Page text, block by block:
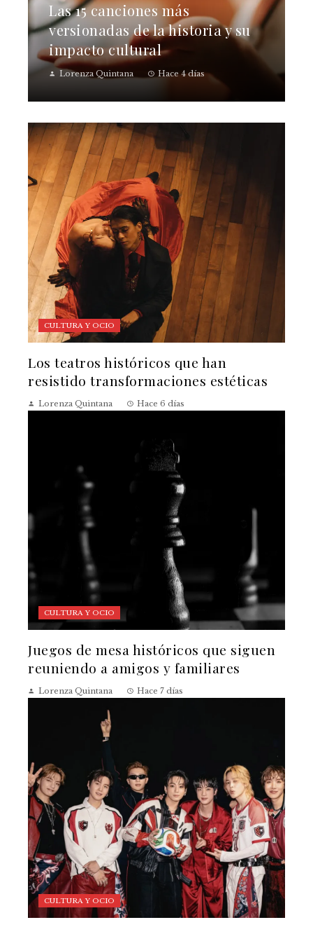
Las 15 canciones más
versionadas de la historia y su
impacto cultural
Lorenza Quintana Hace 4 días
CULTURA Y OCIO
Los teatros históricos que han
resistido transformaciones estéticas
Lorenza Quintana Hace 6 días
CULTURA Y OCIO
Juegos de mesa históricos que siguen
reuniendo a amigos y familiares
Lorenza Quintana Hace 7 días
CULTURA Y OCIO